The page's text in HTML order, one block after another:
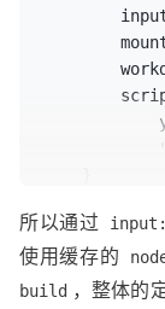
test:
mounts:
        input: run.output.rootfs
    }
所以通过
使用缓存的
build ，整体的